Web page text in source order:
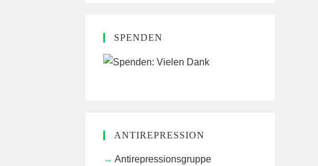
SPENDEN
ANTIREPRESSION
Antirepressionsgruppe